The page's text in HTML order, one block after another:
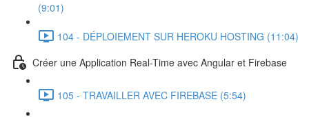
(9:01)
104 - DÉPLOIEMENT SUR HEROKU HOSTING (11:04)
Créer une Application Real-Time avec Angular et Firebase
105 - TRAVAILLER AVEC FIREBASE (5:54)